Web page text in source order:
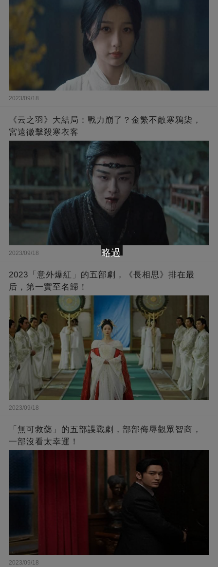
2023/09/18
《云之羽》大結局：戰力崩了？金繁不敵寒鴉柒，
宮遠徵擊殺寒衣客
2023/09/18
2023「意外爆紅」的五部劇，《長相思》排在最
后，第一實至名歸！
2023/09/18
「無可救藥」的五部諜戰劇，部部侮辱觀眾智商，
一部沒看太幸運！
2023/09/18
略過